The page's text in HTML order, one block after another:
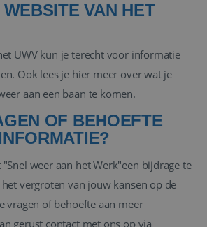
VAN HET
UWVkun je terecht voor informatie
Ook lees je hier meer over wat je
aan een baan te komen.
OF BEHOEFTE
weer aan het Werk"een bijdrage te
vergroten van jouw kansen op de
vragen of behoefte aan meer
gerust contact met ons op via